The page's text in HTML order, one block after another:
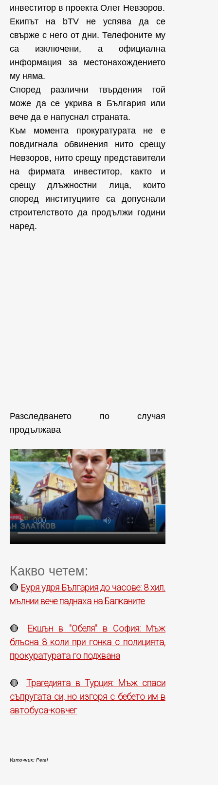
инвеститор в проекта Олег Невзоров.
Екипът на bTV не успява да се
свърже с него от дни. Телефоните му
са изключени, а официална
информация за местонахождението
му няма.
Според различни твърдения той
може да се укрива в България или
вече да е напуснал страната.
Към момента прокуратурата не е
повдигнала обвинения нито срещу
Невзоров, нито срещу представители
на фирмата инвеститор, както и
срещу длъжностни лица, които
според институциите са допуснали
строителството да продължи години
наред.
Разследването по случая
продължава
Какво четем:
🔴 Буря удря България до часове: 8 хил.
мълнии вече паднаха на Балканите
🔴 Екшън в "Обеля" в София: Мъж
блъсна 8 коли при гонка с полицията,
прокуратурата го подхвана
🔴 Трагедията в Турция: Мъж спаси
съпругата си, но изгоря с бебето им в
автобуса-ковчег
Източник: Petel